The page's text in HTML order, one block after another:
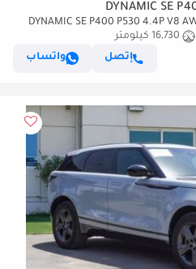
لاند روفر رينج روفر سبورت DYNAMIC SE P400 P530 4.4P V8 AWD Aut.
(For Local
16,730 كيلومتر
إتصل
واتساب